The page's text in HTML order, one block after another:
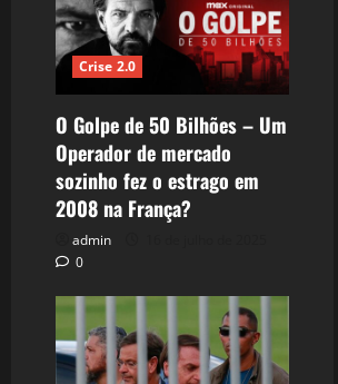
Crise 2.0
O Golpe de 50 Bilhões – Um
Operador de mercado
sozinho fez o estrago em
2008 na França?
admin
0